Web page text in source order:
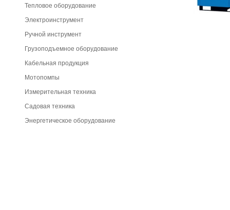
Тепловое оборудование
Электроинструмент
Ручной инструмент
Грузоподъемное оборудование
Кабельная продукция
Мотопомпы
Измерительная техника
Садовая техника
Энергетическое оборудование